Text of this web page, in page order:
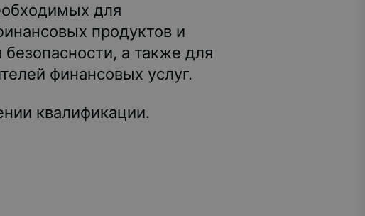
для
продуктов и
а также для
финансовых услуг.
квалификации.